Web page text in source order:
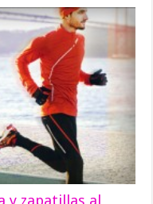
y zapatillas al